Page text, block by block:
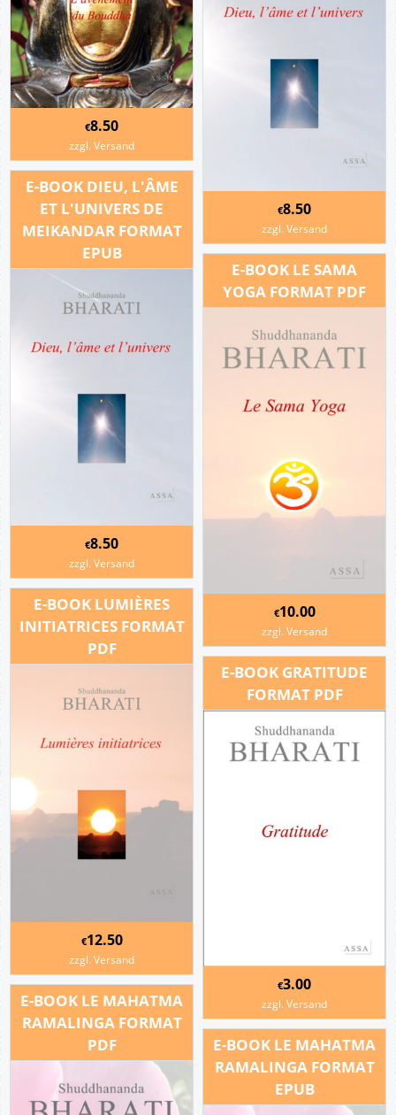
€8.50
zzgl. Versand
€8.50
zzgl. Versand
E-BOOK DIEU, L'ÂME
ET L'UNIVERS DE
MEIKANDAR FORMAT
EPUB
€8.50
zzgl. Versand
E-BOOK LE SAMA
YOGA FORMAT PDF
€10.00
zzgl. Versand
E-BOOK LUMIÈRES
INITIATRICES FORMAT
PDF
€12.50
zzgl. Versand
E-BOOK GRATITUDE
FORMAT PDF
€3.00
zzgl. Versand
E-BOOK LE MAHATMA
RAMALINGA FORMAT
PDF
E-BOOK LE MAHATMA
RAMALINGA FORMAT
EPUB